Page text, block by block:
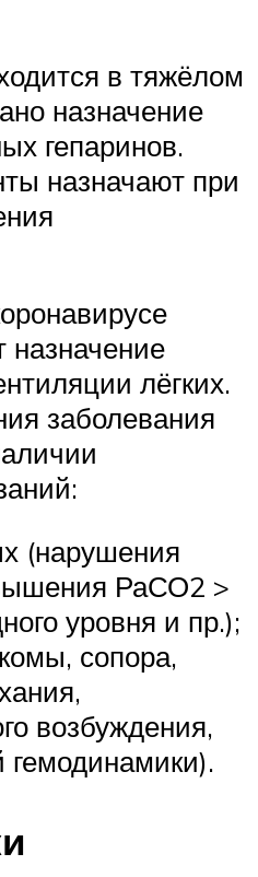
в тяжёлом
назначение
гепаринов.
назначают при
назначение
лёгких.
заболевания
(нарушения
РаСО2 >
уровня и пр.);
сопора,
возбуждения,
гемодинамики).